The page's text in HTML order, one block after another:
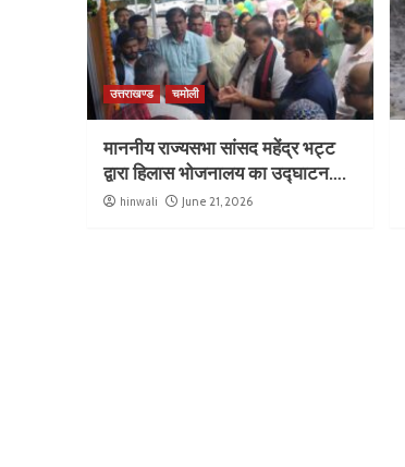
उत्तराखण्ड चमोली
माननीय राज्यसभा सांसद महेंद्र भट्ट
द्वारा हिलास भोजनालय का उद्घाटन….
hinwali June 21, 2026